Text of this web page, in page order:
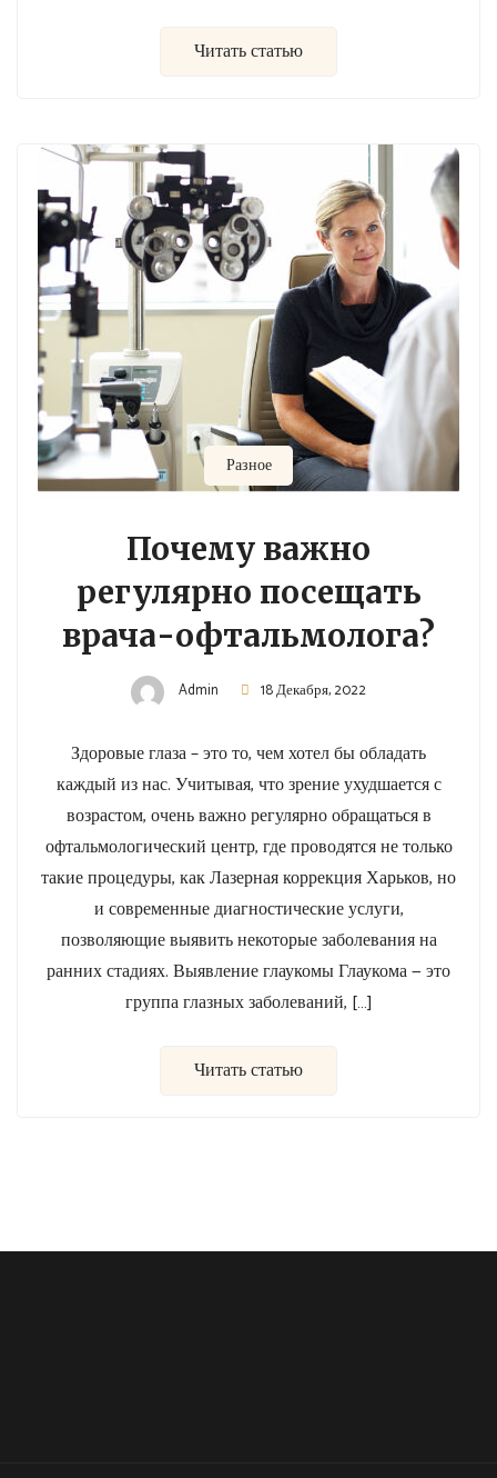
Читать статью
Разное
Почему важно
регулярно посещать
врача-офтальмолога?
Admin 18 Декабря, 2022
Здоровые глаза – это то, чем хотел бы обладать
каждый из нас. Учитывая, что зрение ухудшается с
возрастом, очень важно регулярно обращаться в
офтальмологический центр, где проводятся не только
такие процедуры, как Лазерная коррекция Харьков, но
и современные диагностические услуги,
позволяющие выявить некоторые заболевания на
ранних стадиях. Выявление глаукомы Глаукома — это
группа глазных заболеваний, […]
Читать статью